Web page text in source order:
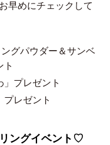
早めにチェックして
グパウダー＆サンベ
ト
プレゼント
レゼント
ングイベント♡